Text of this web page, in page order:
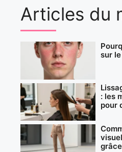
Articles du
sur
: les
pour